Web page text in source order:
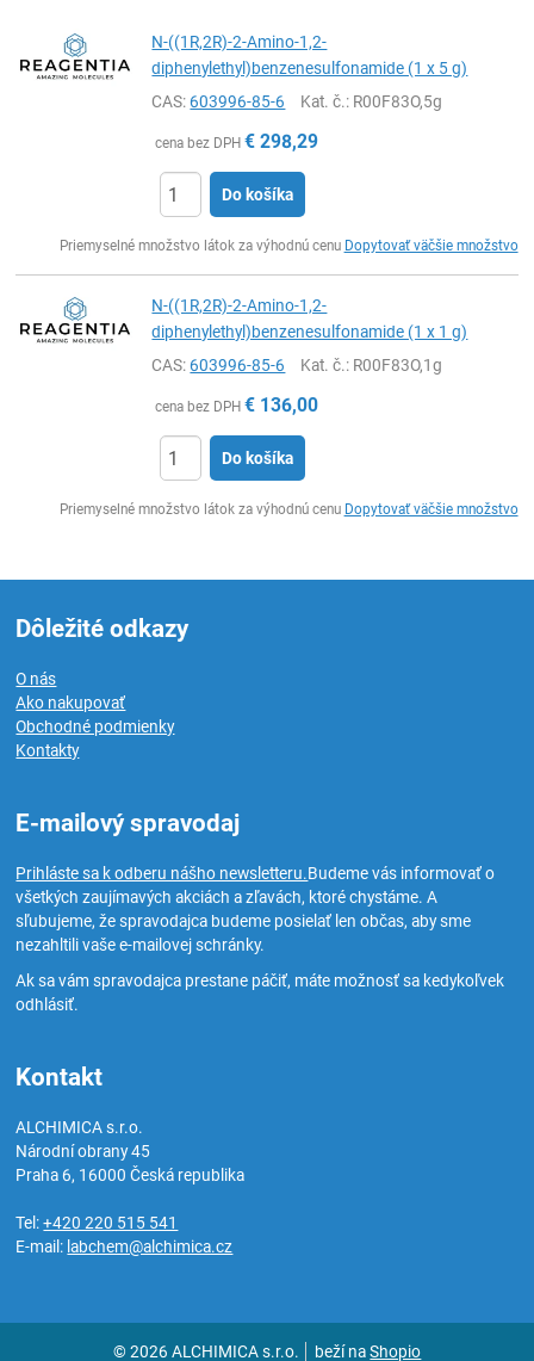
N-((1R,2R)-2-Amino-1,2-
diphenylethyl)benzenesulfonamide (1 x 5 g)
CAS:603996-85-6 Kat. č.: R00F83O,5g
cena bez DPH € 298,29
Do košíka
Priemyselné množstvo látok za výhodnú cenu Dopytovať väčšie množstvo
N-((1R,2R)-2-Amino-1,2-
diphenylethyl)benzenesulfonamide (1 x 1 g)
CAS:603996-85-6 Kat. č.: R00F83O,1g
cena bez DPH € 136,00
Do košíka
Priemyselné množstvo látok za výhodnú cenu Dopytovať väčšie množstvo
Dôležité odkazy
O nás
Ako nakupovať
Obchodné podmienky
Kontakty
E-mailový spravodaj
Prihláste sa k odberu nášho newsletteru.Budeme vás informovať o
všetkých zaujímavých akciách a zľavách, ktoré chystáme. A
sľubujeme, že spravodajca budeme posielať len občas, aby sme
nezahltili vaše e-mailovej schránky.
Ak sa vám spravodajca prestane páčiť, máte možnosť sa kedykoľvek
odhlásiť.
Kontakt
ALCHIMICA s.r.o.
Národní obrany 45
Praha 6, 16000Česká republika
Tel:+420 220 515 541
E-mail: labchem@alchimica.cz
© 2026 ALCHIMICA s.r.o. beží naShopio